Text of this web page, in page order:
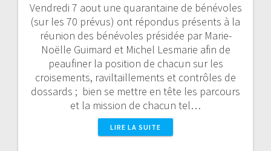
Vendredi 7 aout une quarantaine de bénévoles
(sur les 70 prévus) ont répondus présents à la
réunion des bénévoles présidée par Marie-
Noëlle Guimard et Michel Lesmarie afin de
peaufiner la position de chacun sur les
croisements, raviltaillements et contrôles de
dossards ; bien se mettre en tête les parcours
et la mission de chacun tel…
LIRE LA SUITE